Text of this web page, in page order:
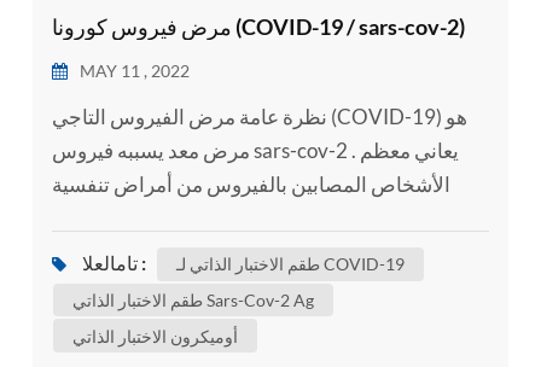
مرض فيروس كورونا (COVID-19 / sars-cov-2)
MAY 11 , 2022
نظرة عامة مرض الفيروس التاجي (COVID-19) هو
مرض معد يسببه فيروس sars-cov-2 . يعاني معظم
الأشخاص المصابين بالفيروس من أمراض تنفسية
خاص . ومع ذلك , سيصاب البعض بمرض خطير ويحتاج
حالات طبية أساسية مثل أمراض القلب والأوعية
الدموية , مرض السكري , مرض الجهاز التنفسي
تامالعلا :
طقم الاختبار الذاتي لـ COVID-19
طقم الاختبار الذاتي Sars-Cov-2 Ag
أوميكرون الاختبار الذاتي